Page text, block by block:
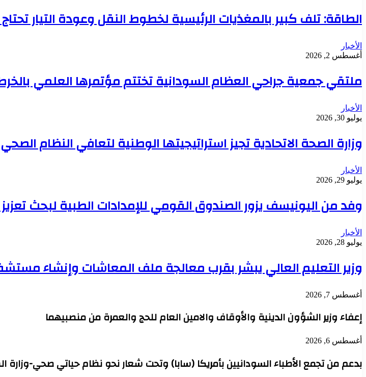
الطاقة: تلف كبير بالمغذيات الرئيسية لخطوط النقل وعودة التيار
الأخبار
أغسطس 2, 2026
ملتقي جمعية جراحي العظام السودانية تختتم مؤتمرها العلمي
الأخبار
يوليو 30, 2026
وزارة الصحة الاتحادية تجيز استراتيجيتها الوطنية لتعافي النظام
الأخبار
يوليو 29, 2026
وفد من اليونيسف يزور الصندوق القومي للإمدادات الطبية لبحث
الأخبار
يوليو 28, 2026
وزير التعليم العالي يبشر بقرب معالجة ملف المعاشات وإنشاء
أغسطس 7, 2026
إعفاء وزير الشؤون الدينية والأوقاف والامين العام للحج والعمرة من منصبيهما
أغسطس 6, 2026
بدعم من تجمع الأطباء السودانيين بأمريكا (سابا) وتحت شعار نحو نظام حياتي صحي-وزارة